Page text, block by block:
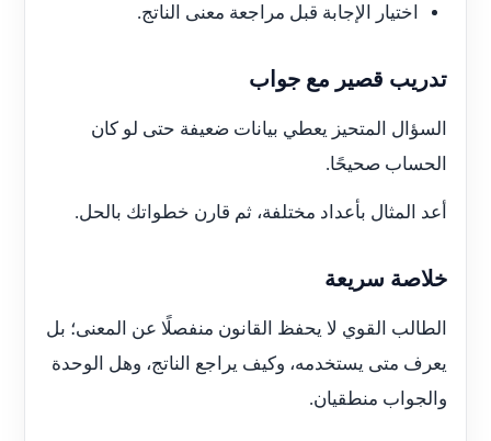
اختيار الإجابة قبل مراجعة معنى الناتج.
تدريب قصير مع جواب
السؤال المتحيز يعطي بيانات ضعيفة حتى لو كان
الحساب صحيحًا.
أعد المثال بأعداد مختلفة، ثم قارن خطواتك بالحل.
خلاصة سريعة
الطالب القوي لا يحفظ القانون منفصلًا عن المعنى؛ بل
يعرف متى يستخدمه، وكيف يراجع الناتج، وهل الوحدة
والجواب منطقيان.